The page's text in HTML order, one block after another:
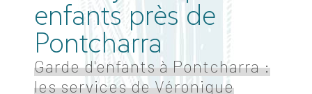
enfants près de
Pontcharra
Garde d'enfants à Pontcharra :
les services de Véronique